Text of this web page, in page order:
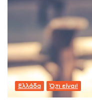
Ελλάδα Ό,τι είναι!